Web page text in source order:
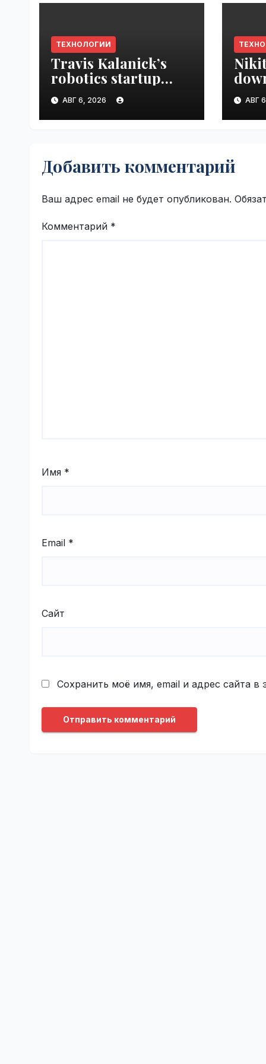
ТЕХНОЛОГИИ
Travis Kalanick’s
robotics startup
Atoms taps former
Uber finance chief as
CFO | VseTime.ru
АВГ 6, 2026 АВГ
Добавить комментарий
Ваш адрес email не будет опубликован.
Комментарий *
Имя *
Email *
Сайт
Сохранить моё имя, email и адрес сайта